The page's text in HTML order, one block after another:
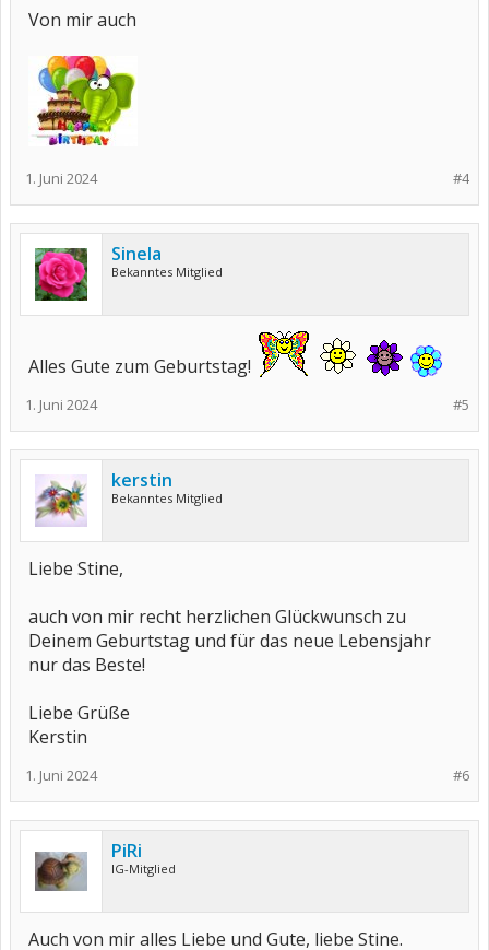
Von mir auch
#4
1. Juni 2024
Sinela
Bekanntes Mitglied
Alles Gute zum Geburtstag!
#5
1. Juni 2024
kerstin
Bekanntes Mitglied
Liebe Stine,
auch von mir recht herzlichen Glückwunsch zu
Deinem Geburtstag und für das neue Lebensjahr
nur das Beste!
Liebe Grüße
Kerstin
#6
1. Juni 2024
PiRi
IG-Mitglied
Auch von mir alles Liebe und Gute, liebe Stine.